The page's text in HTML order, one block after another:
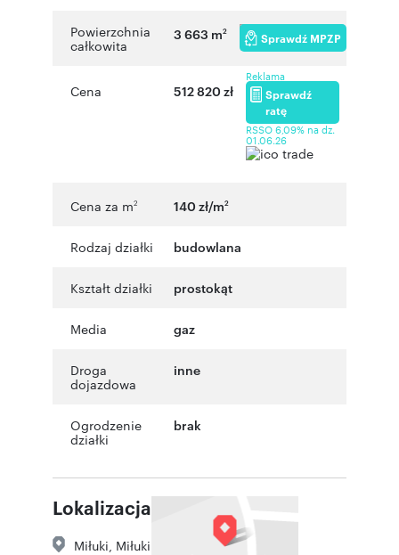
Powierzchnia
całkowita
3 663 m2 Sprawdź MPZP
Cena 512 820 zł
Reklama
Sprawdź
ratę
RSSO 6,09% na dz.
01.06.26
Cena za m2 140 zł/m2
Rodzaj działki budowlana
Kształt działki prostokąt
Media gaz
Droga
dojazdowa
inne
Ogrodzenie
działki
brak
Lokalizacja
Miłuki Miłuki